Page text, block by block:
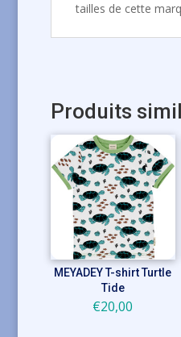
tailles de cette
Produits
MEYADEY T-shirt Turtle
Tide
€20,00